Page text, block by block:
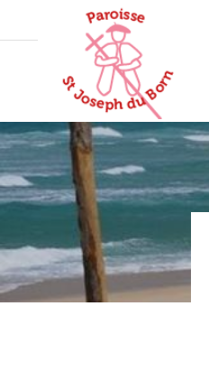
Panneau de gestion des cookies